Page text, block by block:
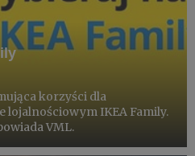
korzyści dla
IKEA Family.
VML.